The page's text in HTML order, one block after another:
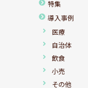
特集
導入事例
医療
自治体
飲食
小売
その他